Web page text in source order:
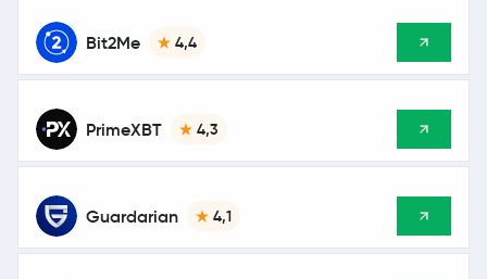
Bit2Me 4,4
PrimeXBT 4,3
Guardarian 4,1